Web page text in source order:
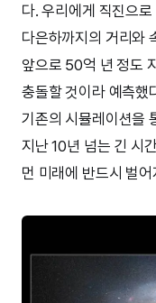
다. 우리에게 직진으
다은하까지의 거리와
앞으로 50억 년 정도
충돌할 것이라 예측했
기존의 시뮬레이션을
지난 10년 넘는 긴 시
먼 미래에 반드시 벌